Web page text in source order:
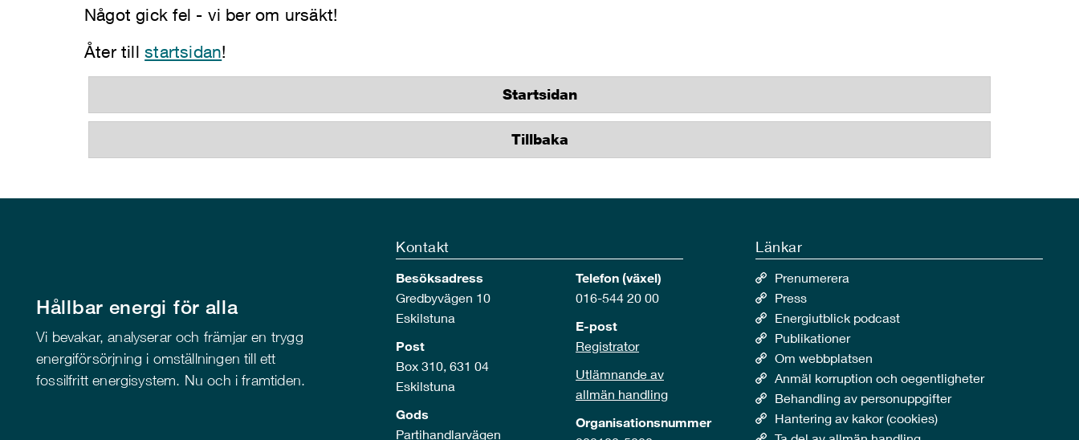
Något gick fel - vi ber om ursäkt!
Åter tillstartsidan!
Startsidan
Tillbaka
Hållbar energi för alla
Vi bevakar, analyserar och främjar en trygg
energiförsörjning i omställningen till ett
fossilfritt energisystem. Nu och i framtiden.
Kontakt
Besöksadress
Gredbyvägen 10
Eskilstuna
Post
Box 310, 631 04
Eskilstuna
Gods
Partihandlarvägen
Telefon (växel)
016-544 20 00
E-post
Registrator
Utlämnande av
allmän handling
Organisationsnummer
Länkar
Prenumerera
Press
Energiutblick podcast
Publikationer
Om webbplatsen
Anmäl korruption och oegentligheter
Behandling av personuppgifter
Hantering av kakor (cookies)